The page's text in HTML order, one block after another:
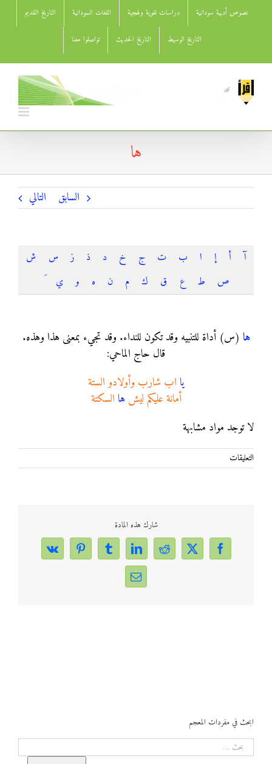
نصوص أدبية سودانية دراسات لغوية ولهجية اللغات السودانية التاريخ القديم
التاريخ الوسيط التاريخ الحديث تواصلوا معنا
ها
السابق التالي
آ أ إ ا ب ت ج خ د ذ ز س
ش
ص
ط ع ق ك م ن ه و ي
ها (س) أداة للتنبيه وقد تكون للنداء. وقد تجيء بمعنى هذا وهذه.
قال حاج الماحي:
يااب شارب وأولادو الستة
أمانة عليكم ليش هاالسكتة
لا توجد مواد مشابهة
التعليقات
ها
شارك هذه المادة
Facebook
X
Reddit
LinkedIn
Tumblr
Pinterest
Vk
Email
ابحث في مفردات المعجم
البحث